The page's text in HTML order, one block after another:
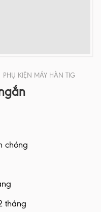
PHỤ KIỆN MÁY HÀN TIG
chóng
tháng